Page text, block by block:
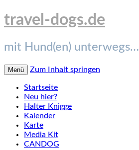
travel-dogs.de
mit Hund(en) unterwegs…
Menü Zum Inhalt springen
Startseite
Neu hier?
Halter Knigge
Kalender
Karte
Media Kit
CANDOG